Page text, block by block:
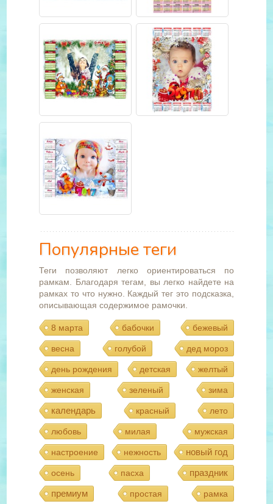
Популярные теги
Теги позволяют легко ориентироваться по
рамкам. Благодаря тегам, вы легко найдете на
рамках то что нужно. Каждый тег это подсказка,
описывающая содержимое рамочки.
8 марта бабочки бежевый
весна голубой дед мороз
день рождения детская желтый
женская зеленый зима
календарь красный лето
любовь милая мужская
настроение нежность новый год
осень пасха
праздник
премиум
простая рамка